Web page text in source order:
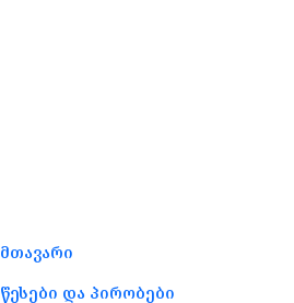
მთავარი
წესები და პირობები